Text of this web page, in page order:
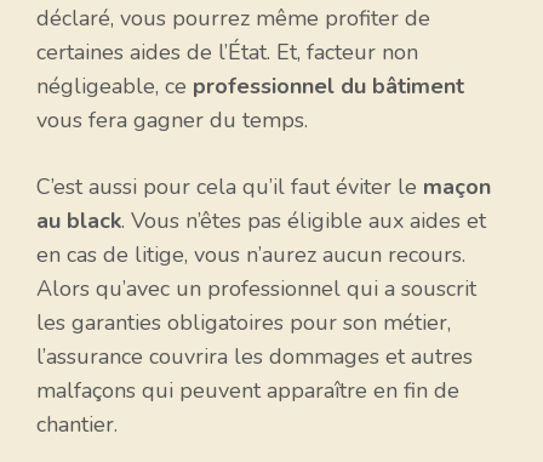
déclaré, vous pourrez même profiter de
certaines aides de l’État. Et, facteur non
négligeable, ce professionnel du bâtiment
vous fera gagner du temps.
C’est aussi pour cela qu’il faut éviter le maçon
au black. Vous n’êtes pas éligible aux aides et
en cas de litige, vous n’aurez aucun recours.
Alors qu’avec un professionnel qui a souscrit
les garanties obligatoires pour son métier,
l’assurance couvrira les dommages et autres
malfaçons qui peuvent apparaître en fin de
chantier.